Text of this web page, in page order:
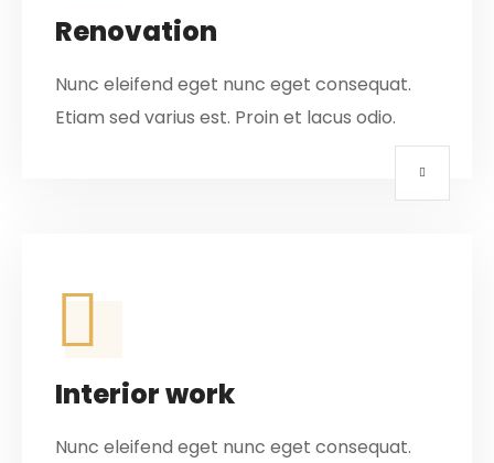
Renovation
Nunc eleifend eget nunc eget consequat.
Etiam sed varius est. Proin et lacus odio.
Interior work
Nunc eleifend eget nunc eget consequat.